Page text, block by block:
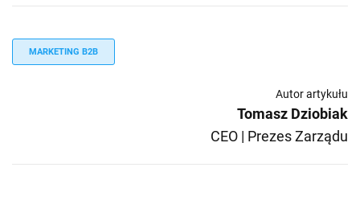
MARKETING B2B
Autor artykułu
Tomasz Dziobiak
CEO | Prezes Zarządu